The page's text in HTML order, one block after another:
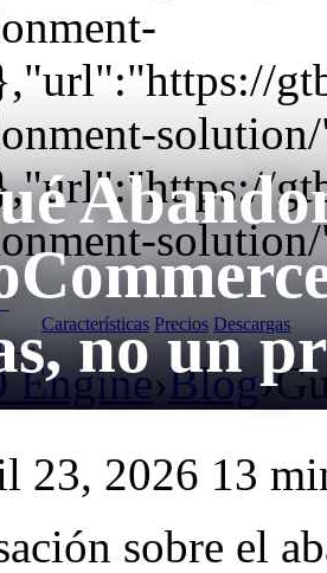
Características Precios Descargas
→
Engine›Blog›
no un
23, 2026 13
sobre el